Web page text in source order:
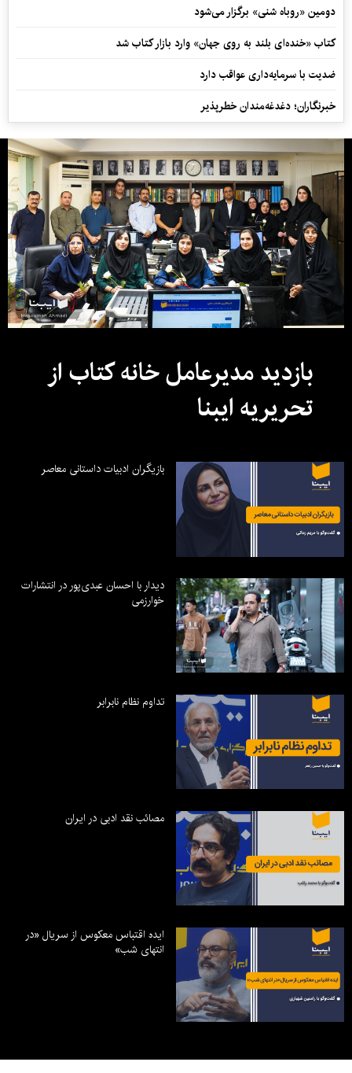
دومین «روباه شنی» برگزار می‌شود
کتاب «خنده‌ای بلند به روی جهان» وارد بازار کتاب شد
ضدیت با سرمایه‌داری عواقب دارد
خبرنگاران؛ دغدغه‌مندان خطرپذیر
بازدید مدیرعامل خانه کتاب از
تحریریه ایبنا
بازیگران ادبیات داستانی معاصر
دیدار با احسان عبدی‌پور در انتشارات
خوارزمی
تداوم نظام نابرابر
مصائب نقد ادبی در ایران
ایده اقتباس معکوس از سریال «در
انتهای شب»